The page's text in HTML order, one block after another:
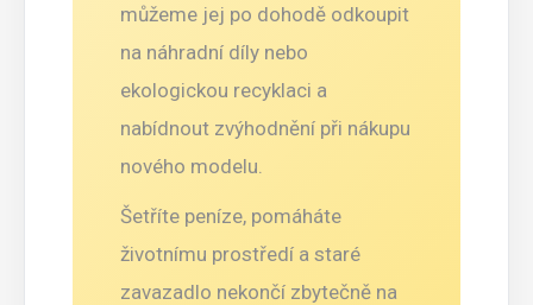
můžeme jej po dohodě odkoupit
na náhradní díly nebo
ekologickou recyklaci a
nabídnout zvýhodnění při nákupu
nového modelu.
Šetříte peníze, pomáháte
životnímu prostředí a staré
zavazadlo nekončí zbytečně na